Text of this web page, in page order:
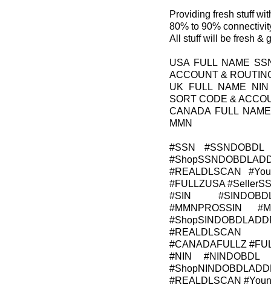
Providing fresh stuff
80% to 90%
All stuff will be fresh &
USA FULL NAME
ACCOUNT &
UK FULL NAME
SORT CODE &
CANADA FULL
MMN
#SSN
#REALDLSCAN
#FULLZUSA
#SIN
#MMNPROSSIN
#REALDLSCAN
#CANADAFULLZ
#NIN #NINDOBDL
#REALDLSCAN